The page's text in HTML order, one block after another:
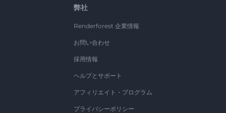
弊社
Renderforest 企業情報
お問い合わせ
採用情報
ヘルプとサポート
アフィリエイト・プログラム
プライバシーポリシー